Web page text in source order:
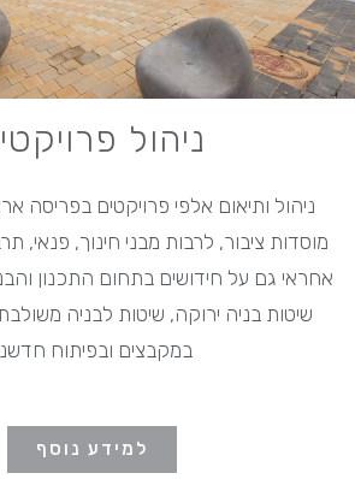
ניהול
ניהול ותיאום אלפי פרויקטים בפריסה
מוסדות ציבור, לרבות מבני חינוך, פנאי,
אחראי גם על חידושים בתחום התכנון
שיטות בניה ירוקה, שיטות לבניה
במקבצים ובפיתוח
למידע נוסף